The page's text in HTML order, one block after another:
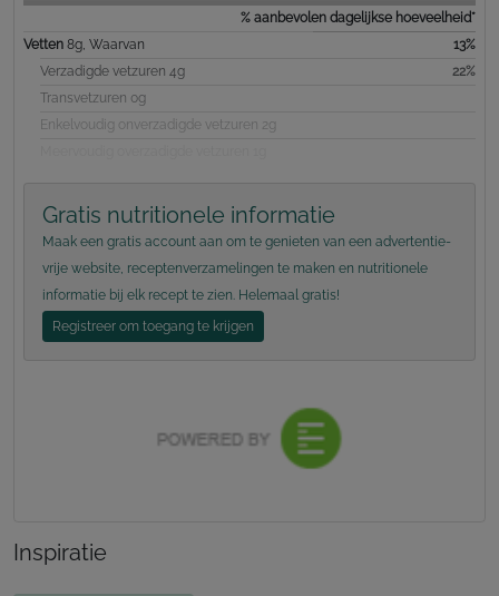
% aanbevolen dagelijkse hoeveelheid*
Vetten 8g, Waarvan
13%
Verzadigde vetzuren 4g
22%
Transvetzuren 0g
Enkelvoudig onverzadigde vetzuren 2g
Gratis nutritionele informatie
Maak een gratis account aan om te genieten van een advertentie-
vrije website, receptenverzamelingen te maken en nutritionele
informatie bij elk recept te zien. Helemaal gratis!
Registreer om toegang te krijgen
Inspiratie